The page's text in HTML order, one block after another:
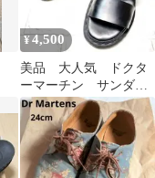
¥4,500
美品 大人気 ドクタ
ーマーチン サンダ
ル 25.0cm ブラック